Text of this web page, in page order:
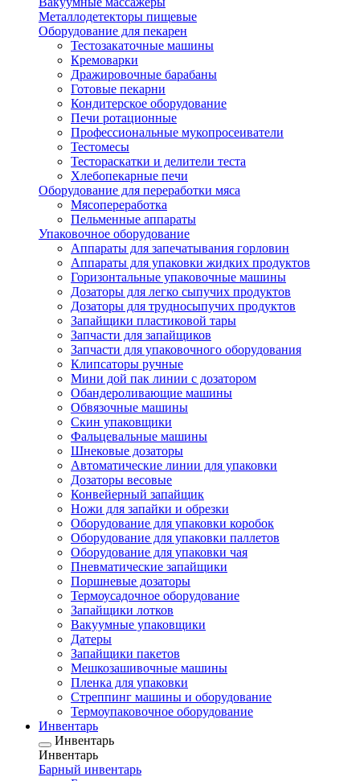
Металлодетекторы пищевые
Оборудование для пекарен
Тестозакаточные машины
Кремоварки
Дражировочные барабаны
Готовые пекарни
Кондитерское оборудование
Печи ротационные
Профессиональные мукопросеиватели
Тестомесы
Тестораскатки и делители теста
Хлебопекарные печи
Оборудование для переработки мяса
Мясопереработка
Пельменные аппараты
Упаковочное оборудование
Аппараты для запечатывания горловин
Аппараты для упаковки жидких продуктов
Горизонтальные упаковочные машины
Дозаторы для легко сыпучих продуктов
Дозаторы для трудносыпучих продуктов
Запайщики пластиковой тары
Запчасти для запайщиков
Запчасти для упаковочного оборудования
Клипсаторы ручные
Мини дой пак линии с дозатором
Обандероливающие машины
Обвязочные машины
Скин упаковщики
Фальцевальные машины
Шнековые дозаторы
Автоматические линии для упаковки
Дозаторы весовые
Конвейерный запайщик
Ножи для запайки и обрезки
Оборудование для упаковки коробок
Оборудование для упаковки паллетов
Оборудование для упаковки чая
Пневматические запайщики
Поршневые дозаторы
Термоусадочное оборудование
Запайщики лотков
Вакуумные упаковщики
Датеры
Запайщики пакетов
Мешкозашивочные машины
Пленка для упаковки
Стреппинг машины и оборудование
Термоупаковочное оборудование
Инвентарь
Инвентарь
Инвентарь
Барный инвентарь